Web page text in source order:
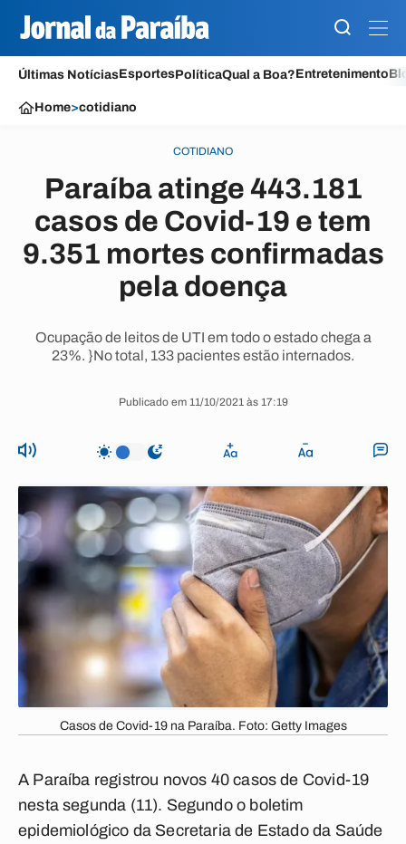
Últimas NotíciasEsportesPolíticaQual a Boa?Entretenimento
Home>cotidiano
COTIDIANO
Paraíba atinge 443.181
casos de Covid-19 e tem
9.351 mortes confirmadas
pela doença
Ocupação de leitos de UTI em todo o estado chega a
23%. }No total, 133 pacientes estão internados.
Publicado em 11/10/2021 às 17:19
Casos de Covid-19 na Paraíba. Foto: Getty Images
A Paraíba registrou novos 40 casos de Covid-19
nesta segunda (11). Segundo o boletim
epidemiológico da Secretaria de Estado da Saúde